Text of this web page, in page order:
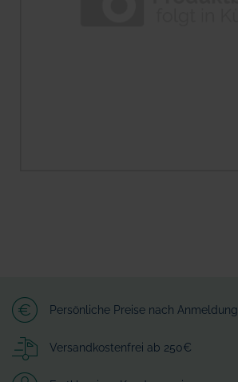
Persönliche Preise nach Anmeldung
Versandkostenfrei ab 250€